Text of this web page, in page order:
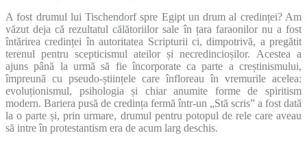
A fost drumul lui Tischendorf spre Egipt un drum al credinței? Am
văzut deja că rezultatul călătoriilor sale în țara faraonilor nu a fost
întărirea credinței în autoritatea Scripturii ci, dimpotrivă, a pregătit
terenul pentru scepticismul ateilor și necredincioșilor. Acestea a
ajuns până la urmă să fie încorporate ca parte a creștinismului,
împreună cu pseudo-științele care înfloreau în vremurile acelea:
evoluționismul, psihologia și chiar anumite forme de spiritism
modern. Bariera pusă de credința fermă într-un „Stă scris” a fost dată
la o parte și, prin urmare, drumul pentru potopul de rele care aveau
să intre în protestantism era de acum larg deschis.